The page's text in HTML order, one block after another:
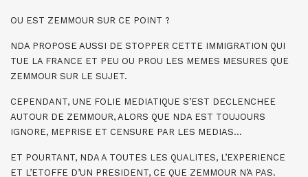
OU EST ZEMMOUR SUR CE POINT ?
NDA PROPOSE AUSSI DE STOPPER CETTE IMMIGRATION QUI
TUE LA FRANCE ET PEU OU PROU LES MEMES MESURES QUE
ZEMMOUR SUR LE SUJET.
CEPENDANT, UNE FOLIE MEDIATIQUE S’EST DECLENCHEE
AUTOUR DE ZEMMOUR, ALORS QUE NDA EST TOUJOURS
IGNORE, MEPRISE ET CENSURE PAR LES MEDIAS…
ET POURTANT, NDA A TOUTES LES QUALITES, L’EXPERIENCE
ET L’ETOFFE D’UN PRESIDENT, CE QUE ZEMMOUR N’A PAS.